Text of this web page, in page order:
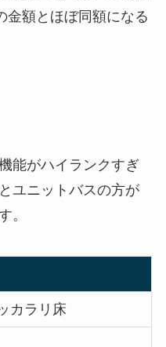
金額とほぼ同額になる
能がハイランクすぎ
ユニットバスの方が
。
カラリ床